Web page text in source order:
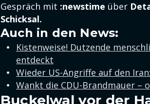
Gespräch mit :newstime über
Schicksal.
Auch in den News:
Kistenweise! Dutzende
entdeckt
Wieder US-Angriffe auf den
Wankt die CDU-Brandmauer –
Buckelwal vor der